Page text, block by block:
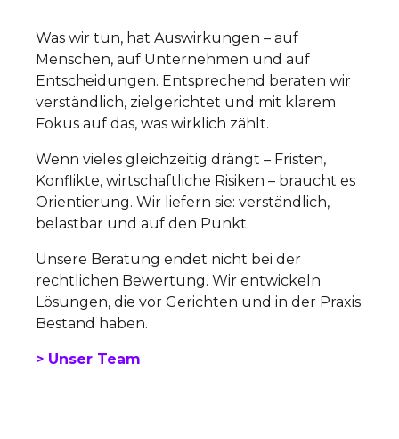
Was wir tun, hat Auswirkungen – auf
Menschen, auf Unternehmen und auf
Entscheidungen. Entsprechend beraten wir
verständlich, zielgerichtet und mit klarem
Fokus auf das, was wirklich zählt.
Wenn vieles gleichzeitig drängt – Fristen,
Konflikte, wirtschaftliche Risiken – braucht es
Orientierung. Wir liefern sie: verständlich,
belastbar und auf den Punkt.
Unsere Beratung endet nicht bei der
rechtlichen Bewertung. Wir entwickeln
Lösungen, die vor Gerichten und in der Praxis
Bestand haben.
> Unser Team